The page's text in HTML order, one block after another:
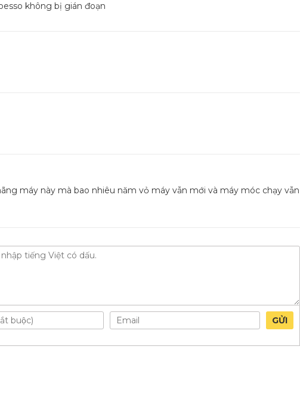
không bị gián đoạn
máy này mà bao nhiêu năm vỏ máy vẫn mới và máy móc chạy vẫn
GỬI